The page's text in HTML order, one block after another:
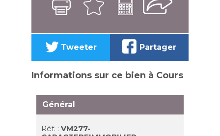
Tweeter Partager
Informations sur ce bien à Cours
Général
Réf. :VM277-